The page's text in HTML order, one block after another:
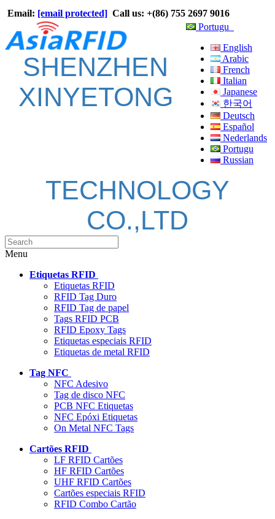
Email: [email protected] Call us: +(86) 755 2697 9016
Portugu
English
Arabic
French
Italian
Japanese
한국어
Deutsch
Español
Nederlands
Portugu
Russian
SHENZHEN
XINYETONG
TECHNOLOGY
CO.,LTD
Menu
Etiquetas RFID
Etiquetas RFID
RFID Tag Duro
RFID Tag de papel
Tags RFID PCB
RFID Epoxy Tags
Etiquetas especiais RFID
Etiquetas de metal RFID
Tag NFC
NFC Adesivo
Tag de disco NFC
PCB NFC Etiquetas
NFC Epóxi Etiquetas
On Metal NFC Tags
Cartões RFID
LF RFID Cartões
HF RFID Cartões
UHF RFID Cartões
Cartões especiais RFID
RFID Combo Cartão